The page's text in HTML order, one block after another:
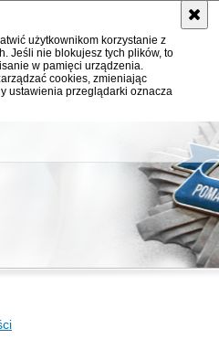
użytkownikom korzystanie z
Jeśli nie blokujesz tych plików, to
w pamięci urządzenia.
cookies, zmieniając
ustawienia przeglądarki oznacza